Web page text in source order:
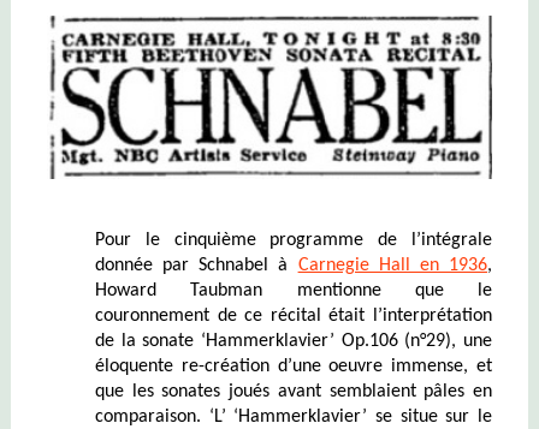
Pour le cinquième programme de l’intégrale
donnée par Schnabel à Carnegie Hall en 1936,
Howard Taubman mentionne que le
couronnement de ce récital était l’interprétation
de la sonate ‘Hammerklavier’ Op.106 (n°29), une
éloquente re-création d’une oeuvre immense, et
que les sonates joués avant semblaient pâles en
comparaison. ‘L’ ‘Hammerklavier’ se situe sur le